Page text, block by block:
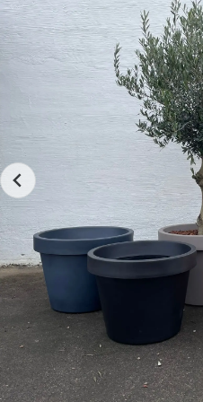
Hål i botten
Underlägg säljs separat.
denna Kruka Lira Elite, ⌀